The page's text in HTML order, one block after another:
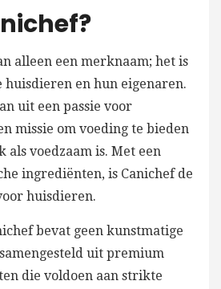
alleen een merknaam; het is
huisdieren en hun eigenaren.
uit een passie voor
missie om voeding te bieden
voedzaam is. Met een
ingrediënten, is Canichef de
huisdieren.
bevat geen kunstmatige
uit premium
die voldoen aan strikte